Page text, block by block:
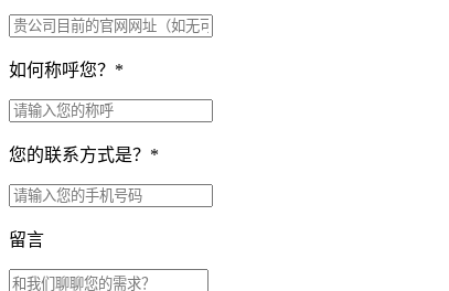
如何称呼您？ *
您的联系方式是？ *
留言